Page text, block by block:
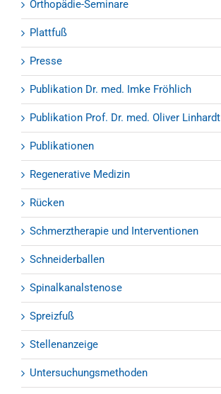
Orthopädie-Seminare
Plattfuß
Presse
Publikation Dr. med. Imke Fröhlich
Publikation Prof. Dr. med. Oliver Linhardt
Publikationen
Regenerative Medizin
Rücken
Schmerztherapie und Interventionen
Schneiderballen
Spinalkanalstenose
Spreizfuß
Stellenanzeige
Untersuchungsmethoden